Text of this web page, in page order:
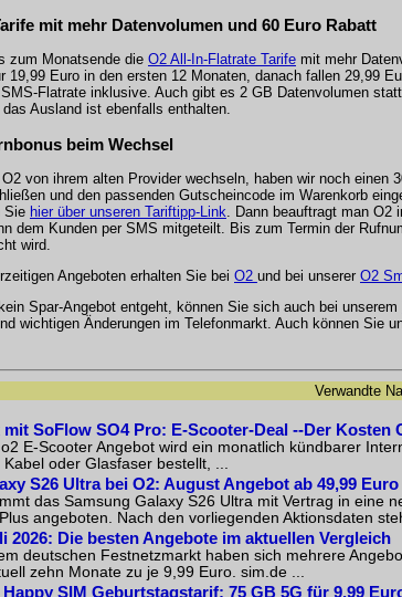
mit mehr Datenvolumen und 60 Euro Rabatt
zum Monatsende die O2 All-In-Flatrate Tarife mit mehr
19,99 Euro in den ersten 12 Monaten, danach fallen 29,99
Flatrate inklusive. Auch gibt es 2 GB Datenvolumen
Ausland ist ebenfalls enthalten.
beim Wechsel
von ihrem alten Provider wechseln, haben wir noch
und den passenden Gutscheincode im Warenkorb
Sie hier über unseren Tariftipp-Link . Dann beauftragt man
dem Kunden per SMS mitgeteilt. Bis zum Termin der
wird.
Angeboten erhalten Sie bei O2 und bei unserer O2
Spar-Angebot entgeht, können Sie sich auch bei unserem
wichtigen Änderungen im Telefonmarkt. Auch können Sie
Verwandte
mit SoFlow SO4 Pro: E-Scooter-Deal --Der Kosten
E-Scooter Angebot wird ein monatlich kündbarer
oder Glasfaser bestellt, ...
S26 Ultra bei O2: August Angebot ab 49,99 Euro
das Samsung Galaxy S26 Ultra mit Vertrag in eine
angeboten. Nach den vorliegenden Aktionsdaten
2026: Die besten Angebote im aktuellen Vergleich
deutschen Festnetzmarkt haben sich mehrere
zehn Monate zu je 9,99 Euro. sim.de ...
SIM Geburtstagstarif: 75 GB 5G für 9,99